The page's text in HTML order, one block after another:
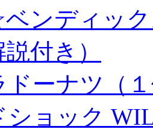
ンディッ
付き）
ドーナツ（
ショック